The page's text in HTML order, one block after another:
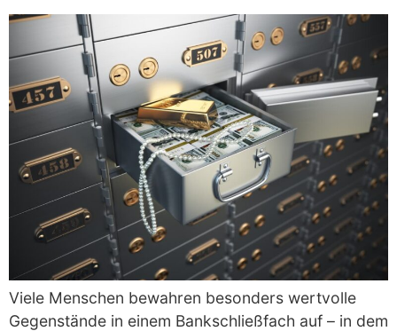
Viele Menschen bewahren besonders wertvolle
Gegenstände in einem Bankschließfach auf – in dem